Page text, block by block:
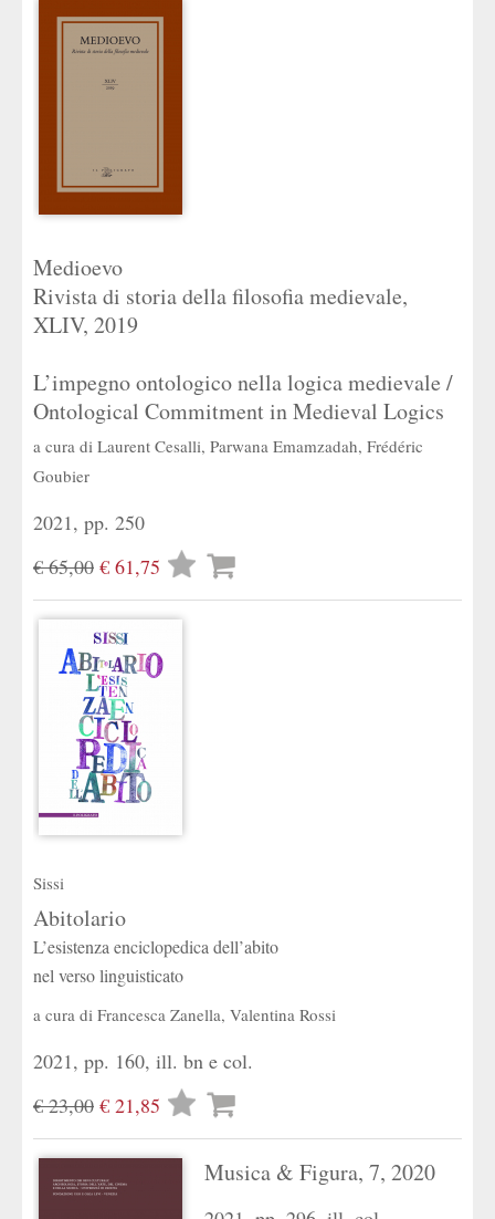
Medioevo
Rivista di storia della filosofia medievale,
XLIV, 2019
L’impegno ontologico nella logica medievale /
Ontological Commitment in Medieval Logics
a cura di Laurent Cesalli, Parwana Emamzadah, Frédéric
Goubier
2021, pp. 250
€ 65,00 € 61,75 Lista
desideri
Sissi
Abitolario
L’esistenza enciclopedica dell’abito
nel verso linguisticato
a cura di Francesca Zanella, Valentina Rossi
2021, pp. 160, ill. bn e col.
€ 23,00 € 21,85 Lista
Musica & Figura, 7, 2020